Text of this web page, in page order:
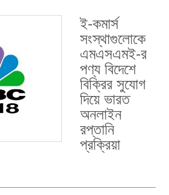
ই-কমার্স
সংস্থাগুলোকে
এমএসএমই-র
পণ্য বিদেশে
বিক্রির সুযোগ
দিয়ে ভারত
অনলাইন
রপ্তানি
প্রক্রিয়া